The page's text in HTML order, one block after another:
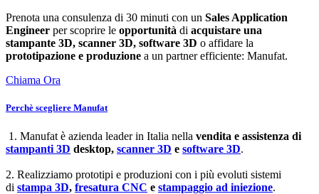
Prenota una consulenza di 30 minuti con un Sales Application
Engineer per scoprire le opportunità di acquistare una
stampante 3D, scanner 3D, software 3D o affidare la
prototipazione e produzione a un partner efficiente: Manufat.
Chiama Ora
Perchè scegliere Manufat
1. Manufat è azienda leader in Italia nella vendita e assistenza di
stampanti 3D desktop, scanner 3D e software 3D.
2. Realizziamo prototipi e produzioni con i più evoluti sistemi
di stampa 3D, fresatura CNC e stampaggio ad iniezione.